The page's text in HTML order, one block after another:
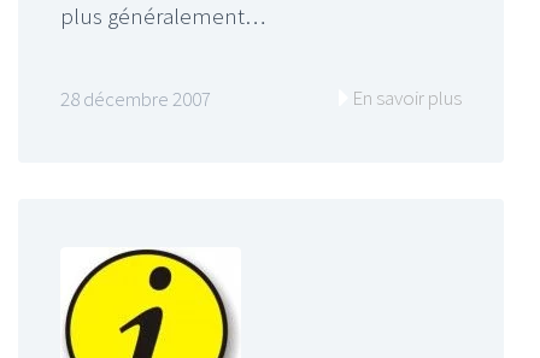
plus généralement…
28 décembre 2007 En savoir plus